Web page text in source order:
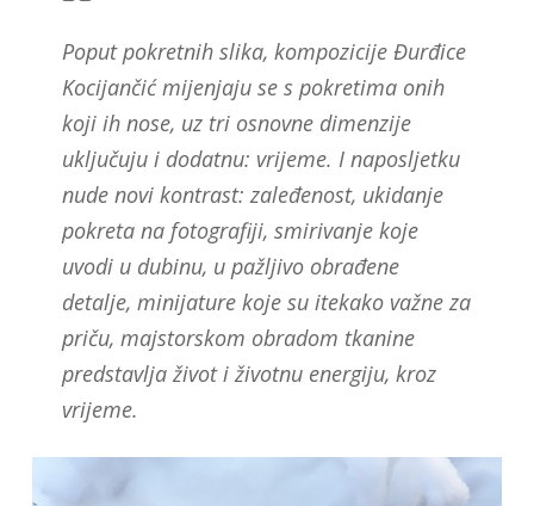
Poput pokretnih slika, kompozicije Đurđice
Kocijančić mijenjaju se s pokretima onih
koji ih nose, uz tri osnovne dimenzije
uključuju i dodatnu: vrijeme. I naposljetku
nude novi kontrast: zaleđenost, ukidanje
pokreta na fotografiji, smirivanje koje
uvodi u dubinu, u pažljivo obrađene
detalje, minijature koje su itekako važne za
priču, majstorskom obradom tkanine
predstavlja život i životnu energiju, kroz
vrijeme.